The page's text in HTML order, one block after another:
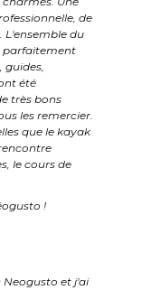
de
L'ensemble du
parfaitement
guides,
été
très bons
les remercier.
que le kayak
le cours de
!
Neogusto et j'ai